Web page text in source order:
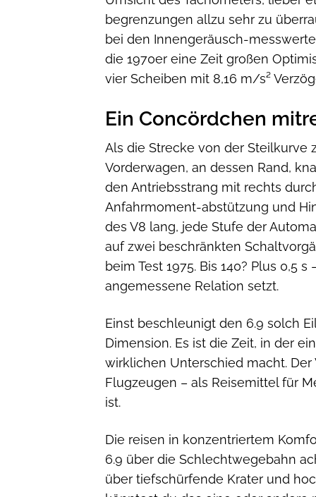
begrenzungen allzu sehr zu
bei den Innengeräusch-
die 1970er eine Zeit großen
vier Scheiben mit 8,16 m/s²
Ein Concördchen
Als die Strecke von der Steilkurve
Vorderwagen, an dessen Rand,
den Antriebsstrang mit rechts
Anfahrmoment-abstützung und
des V8 lang, jede Stufe der
auf zwei beschränkten
beim Test 1975. Bis 140? Plus 0,5
angemessene Relation setzt.
Einst beschleunigt den 6.9 solch
Dimension. Es ist die Zeit, in der
wirklichen Unterschied macht. Der
Flugzeugen – als Reisemittel für
ist.
Die reisen in konzentriertem
6.9 über die Schlechtwegebahn
über tiefschürfende Krater und